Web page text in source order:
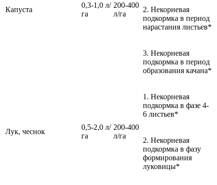
Капуста
0,3-1,0 л/
га
200-400
л/га
2. Некорневая
подкормка в период
нарастания листьев*
3. Некорневая
подкормка в период
образования качана*
Лук, чеснок
0,5-2,0 л/
га
200-400
л/га
1. Некорневая
подкормка в фазе 4-
6 листьев*
2. Некорневая
подкормка в фазу
формирования
луковицы*